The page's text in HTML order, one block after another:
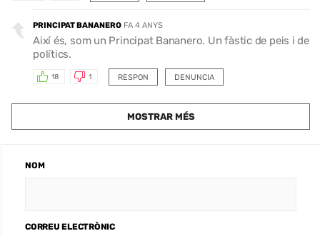
PRINCIPAT BANANERO FA 4 ANYS
Així és, som un Principat Bananero. Un fàstic de peis i de
polítics.
RESPON
18 1 DENUNCIA
MOSTRAR MÉS
NOM
CORREU ELECTRÒNIC